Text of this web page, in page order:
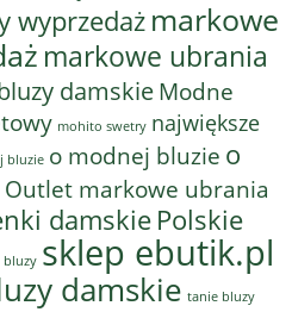
wyprzedaż markowe
markowe ubrania
damskie Modne
mohito swetry największe
bluzie o modnej bluzie o
Outlet markowe ubrania
damskie Polskie
bluzy sklep ebutik.pl
damskie tanie bluzy